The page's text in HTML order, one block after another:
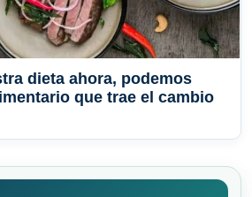
dieta ahora, podemos
que trae el cambio